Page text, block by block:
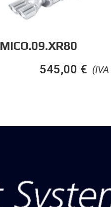
MICO.09.XR80
545,00 €